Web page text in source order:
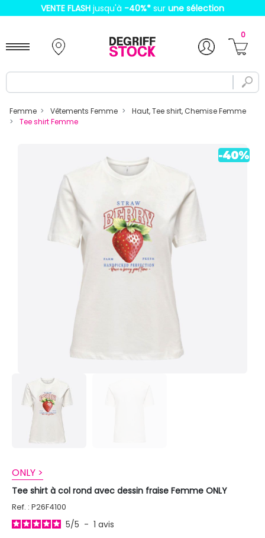
VENTE FLASH jusqu'à -40%* sur une sélection
0
Femme Vêtements Femme
Haut, Tee shirt, Chemise Femme
Tee shirt Femme
ONLY >
Tee shirt à col rond avec dessin fraise Femme ONLY
Ref. : P26F4100
5/5 - 1 avis